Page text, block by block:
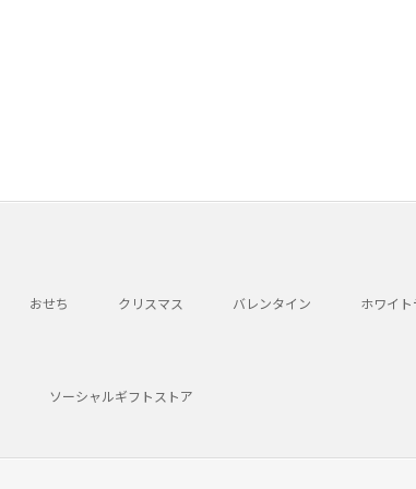
おせち クリスマス バレンタイン ホワイ
ソーシャルギフトストア